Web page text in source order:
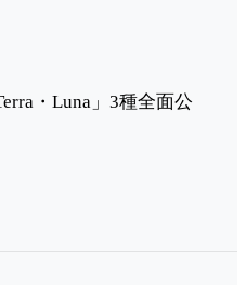
・Luna」3種全面公